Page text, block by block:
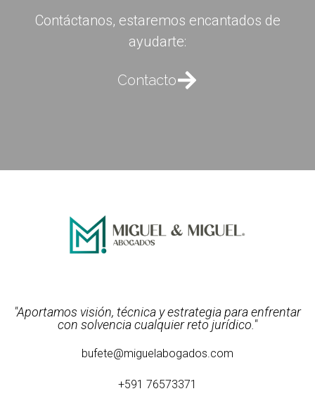
Contáctanos, estaremos encantados de
ayudarte:
Contacto
"Aportamos visión, técnica y estrategia para enfrentar
con solvencia cualquier reto jurídico."
bufete@miguelabogados.com
+591 76573371